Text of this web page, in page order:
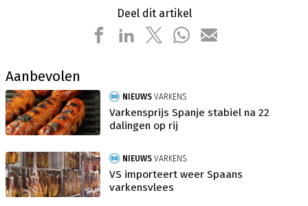
Deel dit artikel
Aanbevolen
NIEUWS VARKENS
Varkensprijs Spanje stabiel na 22
dalingen op rij
NIEUWS VARKENS
VS importeert weer Spaans
varkensvlees